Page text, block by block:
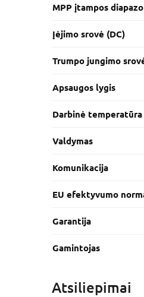
MPP įtampos
Įėjimo srovė (DC)
Trumpo jungimo
Apsaugos lygis
Darbinė temperatūra
Valdymas
Komunikacija
EU efektyvumo
Garantija
Gamintojas
Atsiliepimai